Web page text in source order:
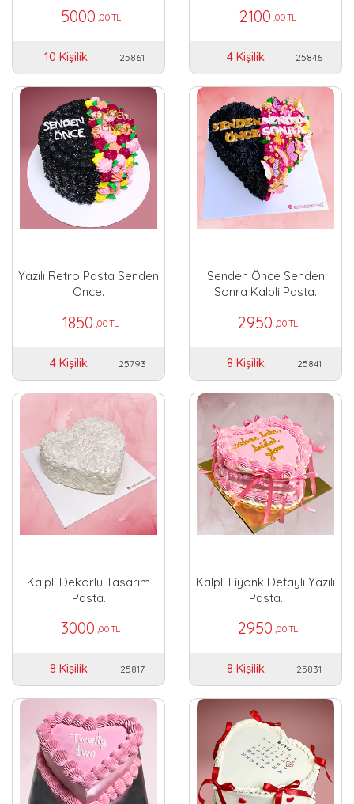
5000 ,00 TL
10 Kişilik 25861
2100 ,00 TL
4 Kişilik 25846
Yazılı Retro Pasta Senden
Önce.
1850 ,00 TL
4 Kişilik 25793
Senden Önce Senden
Sonra Kalpli Pasta.
2950 ,00 TL
8 Kişilik 25841
Kalpli Dekorlu Tasarım
Pasta.
3000 ,00 TL
8 Kişilik 25817
Kalpli Fiyonk Detaylı Yazılı
Pasta.
2950 ,00 TL
8 Kişilik 25831